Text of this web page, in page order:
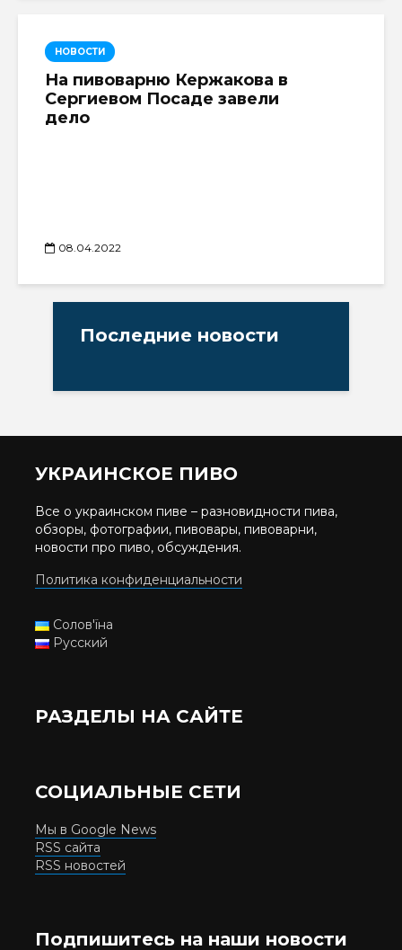
НОВОСТИ
На пивоварню Кержакова в
Сергиевом Посаде завели
дело
08.04.2022
Последние новости
УКРАИНСКОЕ ПИВО
Все о украинском пиве – разновидности пива,
обзоры, фотографии, пивовары, пивоварни,
новости про пиво, обсуждения.
Политика конфиденциальности
Солов'їна
Русский
РАЗДЕЛЫ НА САЙТЕ
СОЦИАЛЬНЫЕ СЕТИ
Мы в Google News
RSS сайта
RSS новостей
Подпишитесь на наши новости